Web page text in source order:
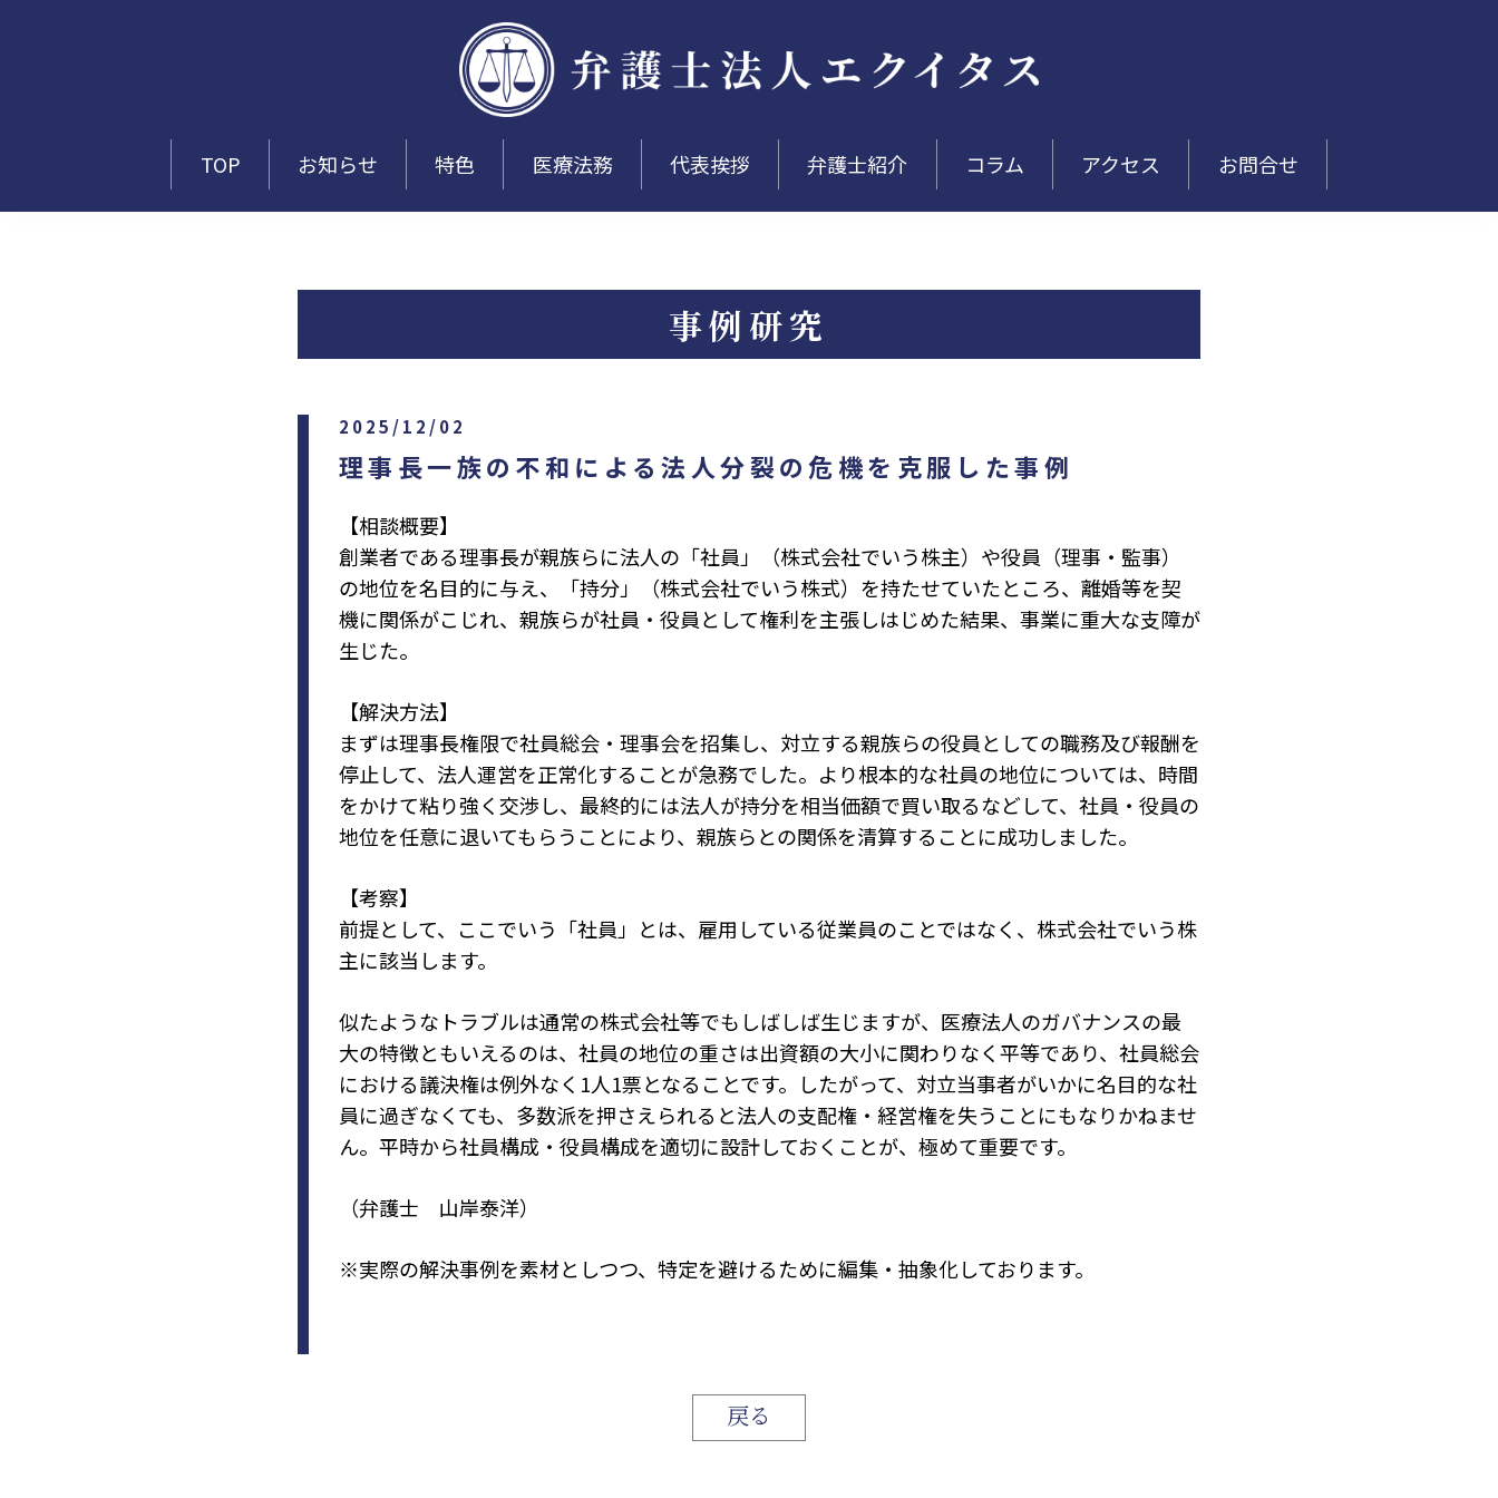
TOP お知らせ 特色 医療法務 代表挨拶 弁護士紹介 コラム アクセス お問合せ
事例研究
2025/12/02
理事長一族の不和による法人分裂の危機を克服した事例
【相談概要】
創業者である理事長が親族らに法人の「社員」（株式会社でいう株主）や役員（理事・監事）
の地位を名目的に与え、「持分」（株式会社でいう株式）を持たせていたところ、離婚等を契
機に関係がこじれ、親族らが社員・役員として権利を主張しはじめた結果、事業に重大な支障が
生じた。
【解決方法】
まずは理事長権限で社員総会・理事会を招集し、対立する親族らの役員としての職務及び報酬を
停止して、法人運営を正常化することが急務でした。より根本的な社員の地位については、時間
をかけて粘り強く交渉し、最終的には法人が持分を相当価額で買い取るなどして、社員・役員の
地位を任意に退いてもらうことにより、親族らとの関係を清算することに成功しました。
【考察】
前提として、ここでいう「社員」とは、雇用している従業員のことではなく、株式会社でいう株
主に該当します。
似たようなトラブルは通常の株式会社等でもしばしば生じますが、医療法人のガバナンスの最
大の特徴ともいえるのは、社員の地位の重さは出資額の大小に関わりなく平等であり、社員総会
における議決権は例外なく1人1票となることです。したがって、対立当事者がいかに名目的な社
員に過ぎなくても、多数派を押さえられると法人の支配権・経営権を失うことにもなりかねませ
ん。平時から社員構成・役員構成を適切に設計しておくことが、極めて重要です。
（弁護士 山岸泰洋）
※実際の解決事例を素材としつつ、特定を避けるために編集・抽象化しております。
戻る